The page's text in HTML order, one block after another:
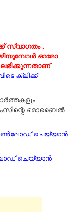
സ്വാഗതം .
ഓരോ
ക്ലിക്ക്
മൊബൈല്‍
ചെയ്യാന്‍
ചെയ്യാന്‍